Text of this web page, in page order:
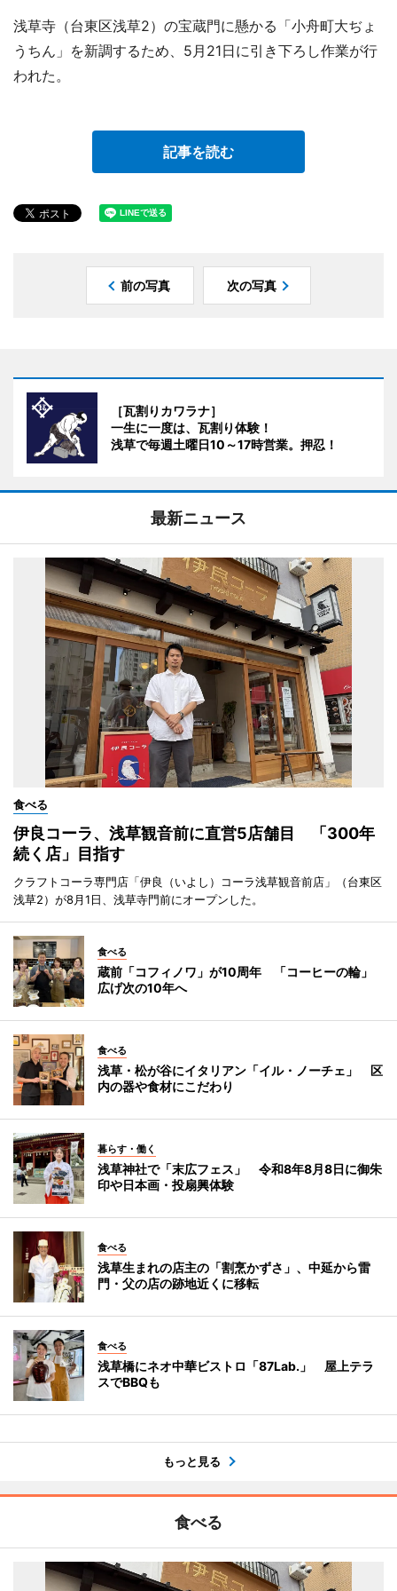
浅草寺（台東区浅草2）の宝蔵門に懸かる「小舟町大ぢょ
うちん」を新調するため、5月21日に引き下ろし作業が行
われた。
記事を読む
前の写真 次の写真
［瓦割りカワラナ］
一生に一度は、瓦割り体験！
浅草で毎週土曜日10～17時営業。押忍！
最新ニュース
食べる
伊良コーラ、浅草観音前に直営5店舗目 「300年
続く店」目指す
クラフトコーラ専門店「伊良（いよし）コーラ浅草観音前店」（台東区
浅草2）が8月1日、浅草寺門前にオープンした。
食べる
蔵前「コフィノワ」が10周年 「コーヒーの輪」
広げ次の10年へ
食べる
浅草・松が谷にイタリアン「イル・ノーチェ」 区
内の器や食材にこだわり
暮らす・働く
浅草神社で「末広フェス」 令和8年8月8日に御朱
印や日本画・投扇興体験
食べる
浅草生まれの店主の「割烹かずさ」、中延から雷
門・父の店の跡地近くに移転
食べる
浅草橋にネオ中華ビストロ「87Lab.」 屋上テラ
スでBBQも
もっと見る
食べる